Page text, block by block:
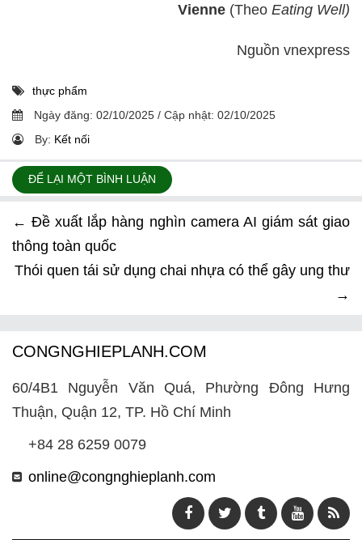
Vienne (Theo Eating Well)
Nguồn vnexpress
thực phẩm
Ngày đăng: 02/10/2025 / Cập nhật: 02/10/2025
By: Kết nối
ĐỂ LẠI MỘT BÌNH LUẬN
← Đề xuất lắp hàng nghìn camera AI giám sát giao
thông toàn quốc
Thói quen tái sử dụng chai nhựa có thể gây ung thư
→
CONGNGHIEPLANH.COM
60/4B1 Nguyễn Văn Quá, Phường Đông Hưng
Thuận, Quận 12, TP. Hồ Chí Minh
+84 28 6259 0079
online@congnghieplanh.com